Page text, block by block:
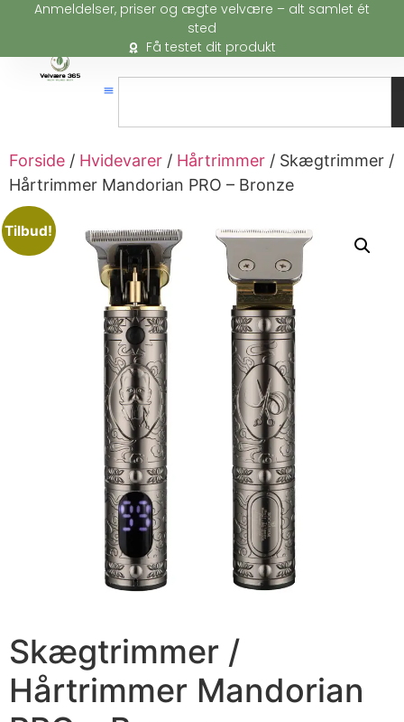
Anmeldelser, priser og ægte velvære – alt samlet ét
sted
Få testet dit produkt
Forside / Hvidevarer / Hårtrimmer / Skægtrimmer /
Hårtrimmer Mandorian PRO – Bronze
Tilbud!
Skægtrimmer /
Hårtrimmer Mandorian